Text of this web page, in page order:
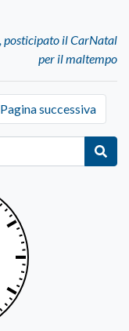
posticipato il CarNatal
per il maltempo
Pagina successiva